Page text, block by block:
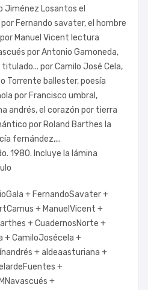
Jiménez Losantos el
Fernando savater, el hombre
Manuel Vicent lectura
por Antonio Gamoneda,
por Camilo José Cela,
Torrente ballester, poesía
por Francisco umbral,
andrés, el corazón por tierra
por Roland Barthes la
fernández,...
1980. Incluye la lámina
+ FernandoSavater +
+ ManuelVicent +
+CuadernosNorte +
+CamiloJosécela +
+aldeaasturiana +
+
+